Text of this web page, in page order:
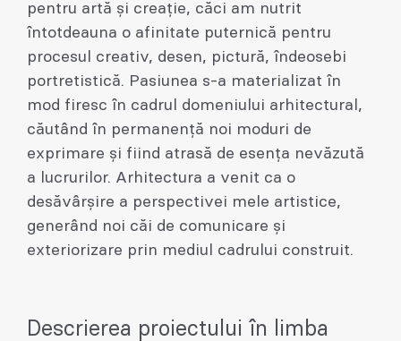
pentru artă și creație, căci am nutrit
întotdeauna o afinitate puternică pentru
procesul creativ, desen, pictură, îndeosebi
portretistică. Pasiunea s-a materializat în
mod firesc în cadrul domeniului arhitectural,
căutând în permanență noi moduri de
exprimare și fiind atrasă de esența nevăzută
a lucrurilor. Arhitectura a venit ca o
desăvârșire a perspectivei mele artistice,
generând noi căi de comunicare și
exteriorizare prin mediul cadrului construit.
Descrierea proiectului în limba